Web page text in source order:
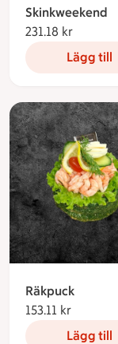
Skinkweekend
231.18 kr
Lägg till
Räkpuck
153.11 kr
Lägg till